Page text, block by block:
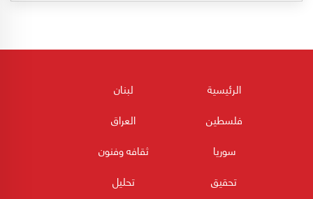
الرئيسية
لبنان
فلسطين
العراق
سوريا
ثقافه وفنون
تحقيق
تحليل